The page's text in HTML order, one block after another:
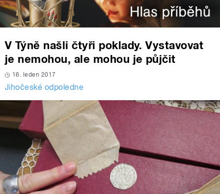
V Týně našli čtyři poklady. Vystavovat
je nemohou, ale mohou je půjčit
16. leden 2017
Jihočeské odpoledne